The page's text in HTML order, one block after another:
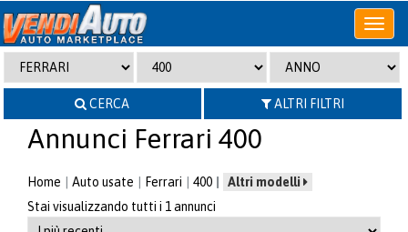
Apri
o
chiudi
menu
CERCA
ALTRI FILTRI
Annunci Ferrari 400
Home Auto usate Ferrari 400
Altri modelli
Stai visualizzando tutti i 1 annunci